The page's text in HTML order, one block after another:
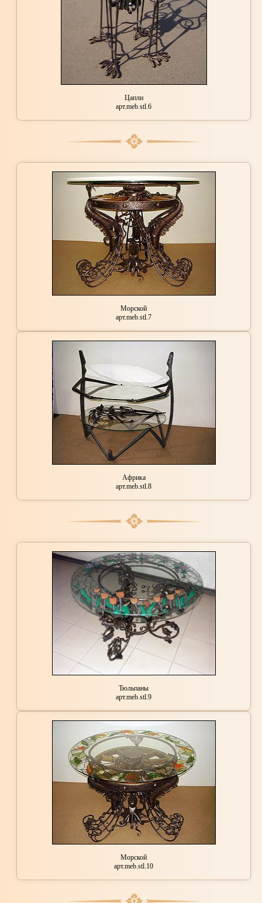
Цапли
арт.meb.stl.6
Морской
арт.meb.stl.7
Африка
арт.meb.stl.8
Тюльпаны
арт.meb.stl.9
Морской
арт.meb.stl.10